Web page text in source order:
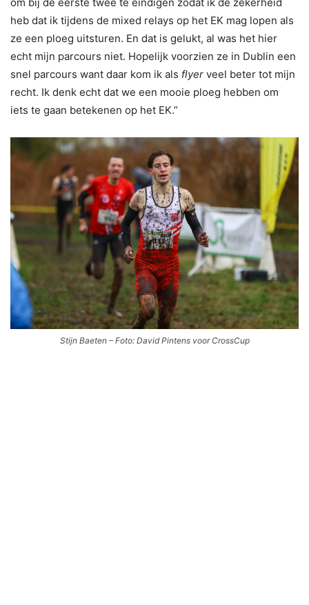
heb dat ik tijdens de mixed relays op het EK mag lopen als
ze een ploeg uitsturen. En dat is gelukt, al was het hier
echt mijn parcours niet. Hopelijk voorzien ze in Dublin een
snel parcours want daar kom ik als flyer veel beter tot mijn
recht. Ik denk echt dat we een mooie ploeg hebben om
iets te gaan betekenen op het EK.”
Stijn Baeten – Foto: David Pintens voor CrossCup